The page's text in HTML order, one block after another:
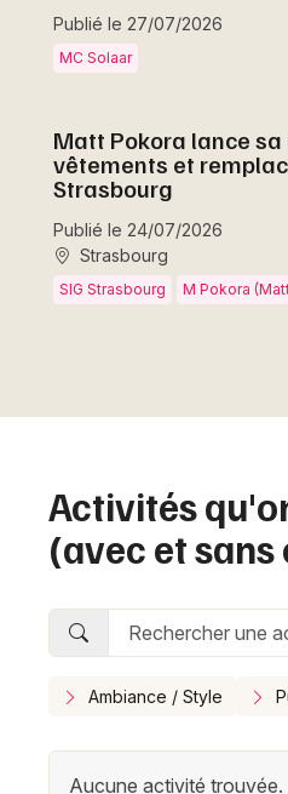
Publié le 27/07/2026
MC Solaar
Matt Pokora lance
vêtements et
Strasbourg
Publié le 24/07/2026
Strasbourg
SIG Strasbourg M Pokora
Activités
(avec et
Ambiance / Style
Aucune activité trouvée.